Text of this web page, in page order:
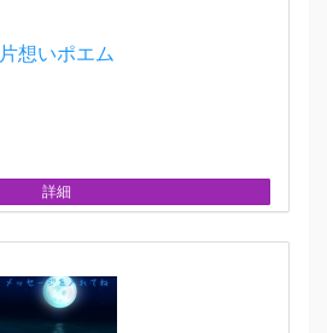
片想いポエム
詳細